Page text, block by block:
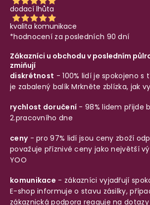
dodací lhůta
kvalita komunikace
*hodnocení za posledních 90 dní
Zákazníci u obchodu v posledním
zmiňují
diskrétnost - 100% lidí je spokojeno s
je zabalený balíkMrkněte zblízka, jak
rychlost doručení - 98% lidem přijde
2.pracovního dne
ceny- pro 97% lidí jsou ceny zboží
považuje příznivé ceny jako největší
YOO
komunikace - zákazníci vyjadřují
E-shop informuje o stavu zásilky,
zákaznická podpora reaguje na dotazy